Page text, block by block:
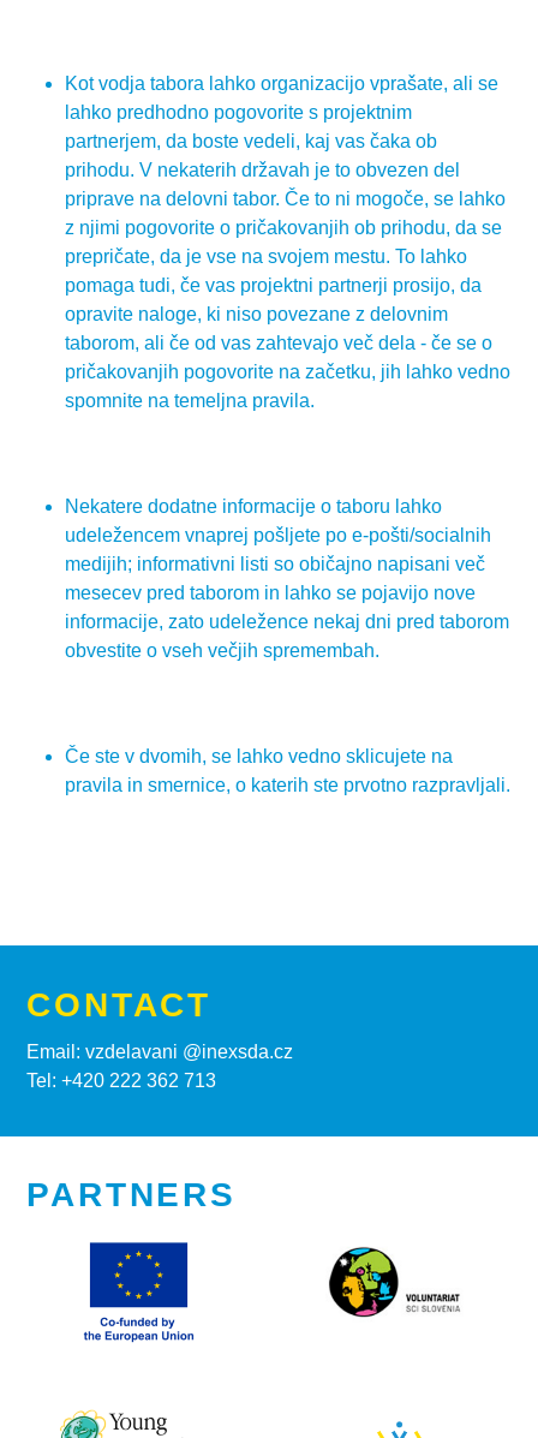
Kot vodja tabora lahko organizacijo vprašate, ali se
lahko predhodno pogovorite s projektnim
partnerjem, da boste vedeli, kaj vas čaka ob
prihodu. V nekaterih državah je to obvezen del
priprave na delovni tabor. Če to ni mogoče, se lahko
z njimi pogovorite o pričakovanjih ob prihodu, da se
prepričate, da je vse na svojem mestu. To lahko
pomaga tudi, če vas projektni partnerji prosijo, da
opravite naloge, ki niso povezane z delovnim
taborom, ali če od vas zahtevajo več dela - če se o
pričakovanjih pogovorite na začetku, jih lahko vedno
spomnite na temeljna pravila.
Nekatere dodatne informacije o taboru lahko
udeležencem vnaprej pošljete po e-pošti/socialnih
medijih; informativni listi so običajno napisani več
mesecev pred taborom in lahko se pojavijo nove
informacije, zato udeležence nekaj dni pred taborom
obvestite o vseh večjih spremembah.
Če ste v dvomih, se lahko vedno sklicujete na
pravila in smernice, o katerih ste prvotno razpravljali.
CONTACT
Email: vzdelavani @inexsda.cz
Tel: +420 222 362 713
PARTNERS